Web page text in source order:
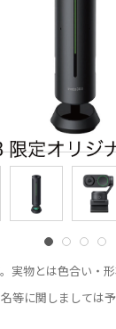
実物とは色合い・
等に関しましては